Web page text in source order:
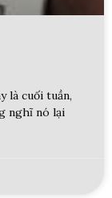
là cuối tuần,
nghĩ nó lại